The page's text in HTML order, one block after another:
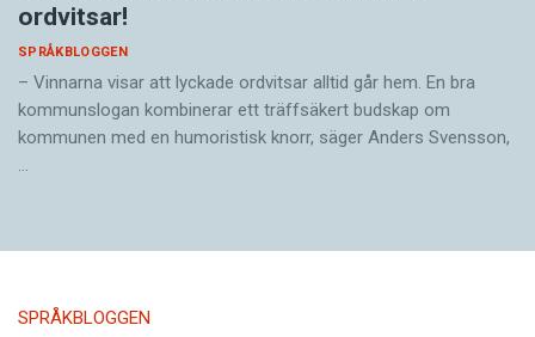
ordvitsar!
SPRÅKBLOGGEN
– Vinnarna visar att lyckade ordvitsar alltid går hem. En bra
kommunslogan kombinerar ett träffsäkert budskap om
kommunen med en humoristisk knorr, säger Anders Svensson,
…
SPRÅKBLOGGEN